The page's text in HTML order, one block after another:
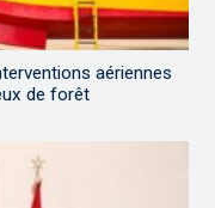
aériennes
de forêt